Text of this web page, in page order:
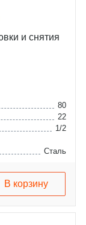
и снятия
80
22
1/2
Сталь
В корзину